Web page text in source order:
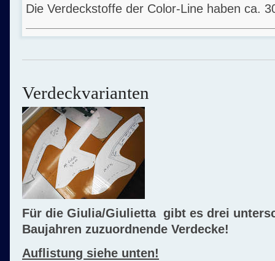
Die Verdeckstoffe der Color-Line haben ca.
Verdeckvarianten
Für die Giulia/Giulietta gibt es drei
Baujahren zuzuordnende Verdecke!
Auflistung siehe unten!